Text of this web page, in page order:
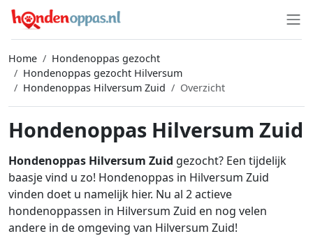
Home
Hondenoppas gezocht
Hondenoppas gezocht Hilversum
Hondenoppas Hilversum Zuid
Overzicht
Hondenoppas Hilversum Zuid
Hondenoppas Hilversum Zuid gezocht? Een tijdelijk
baasje vind u zo! Hondenoppas in Hilversum Zuid
vinden doet u namelijk hier. Nu al 2 actieve
hondenoppassen in Hilversum Zuid en nog velen
andere in de omgeving van Hilversum Zuid!